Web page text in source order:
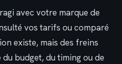
avec votre marque de
vos tarifs ou comparé
existe, mais des freins
du budget, du timing ou de